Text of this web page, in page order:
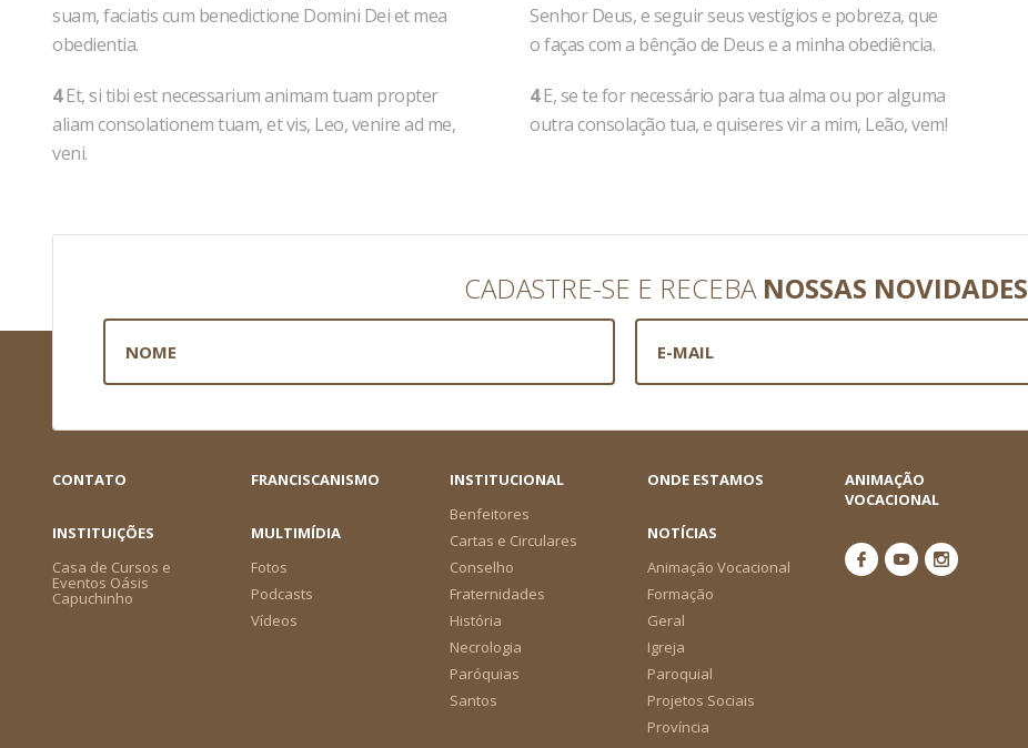
suam, faciatis cum benedictione Domini Dei et mea
obedientia.
4Et, si tibi est necessarium animam tuam propter
aliam consolationem tuam, et vis, Leo, venire ad me,
veni.
Senhor Deus, e seguir seus vestígios e pobreza, que
o faças com a bênção de Deus e a minha obediência.
4E, se te for necessário para tua alma ou por alguma
outra consolação tua, e quiseres vir a mim, Leão, vem!
CADASTRE-SE E RECEBA NOSSAS NOVIDADES
CONTATO FRANCISCANISMO
INSTITUCIONAL
Benfeitores
Cartas e Circulares
Conselho
Fraternidades
História
Necrologia
Paróquias
Santos
ONDE ESTAMOS
ANIMAÇÃO
VOCACIONAL
INSTITUIÇÕES
Casa de Cursos e
Eventos Oásis
Capuchinho
MULTIMÍDIA
Fotos
Podcasts
Vídeos
NOTÍCIAS
Animação Vocacional
Formação
Geral
Igreja
Paroquial
Projetos Sociais
Província